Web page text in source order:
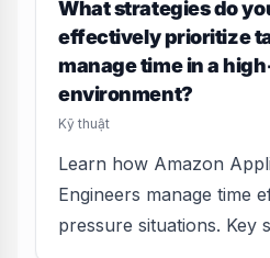
What strategies do
effectively prioritize
manage time in a
environment?
Kỹ thuật
Learn how Amazon
Engineers manage time
pressure situations. Key